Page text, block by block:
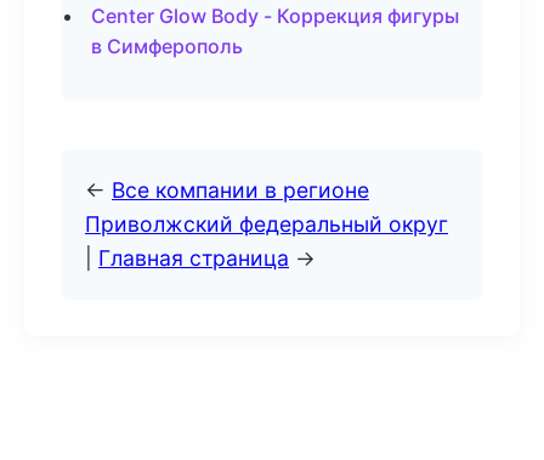
Center Glow Body - Коррекция фигуры
в Симферополь
← Все компании в регионе
Приволжский федеральный округ
Главная страница →